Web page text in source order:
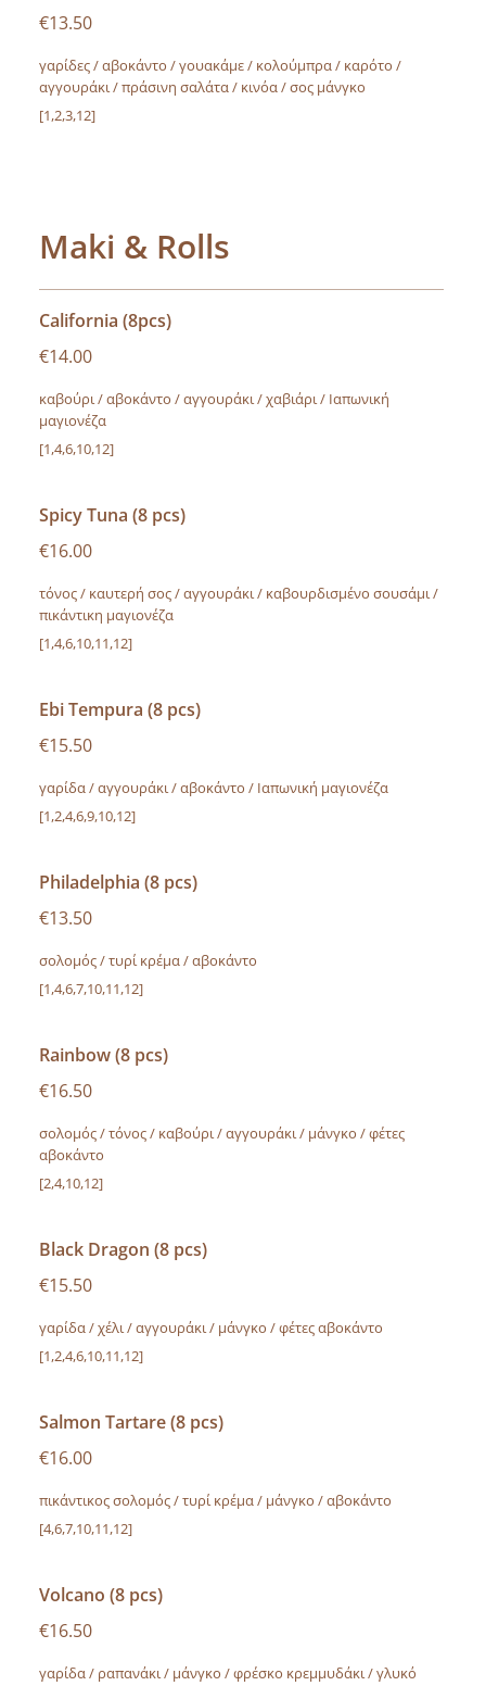
€13.50
γαρίδες / αβοκάντο / γουακάμε / κολούμπρα / καρότο /
αγγουράκι / πράσινη σαλάτα / κινόα / σος μάνγκο
[1,2,3,12]
Maki & Rolls
California (8pcs)
€14.00
καβούρι / αβοκάντο / αγγουράκι / χαβιάρι / Ιαπωνική
μαγιονέζα
[1,4,6,10,12]
Spicy Tuna (8 pcs)
€16.00
τόνος / καυτερή σος / αγγουράκι / καβουρδισμένο σουσάμι /
πικάντικη μαγιονέζα
[1,4,6,10,11,12]
Ebi Tempura (8 pcs)
€15.50
γαρίδα / αγγουράκι / αβοκάντο / Ιαπωνική μαγιονέζα
[1,2,4,6,9,10,12]
Philadelphia (8 pcs)
€13.50
σολομός / τυρί κρέμα / αβοκάντο
[1,4,6,7,10,11,12]
Rainbow (8 pcs)
€16.50
σολομός / τόνος / καβούρι / αγγουράκι / μάνγκο / φέτες
αβοκάντο
[2,4,10,12]
Black Dragon (8 pcs)
€15.50
γαρίδα / χέλι / αγγουράκι / μάνγκο / φέτες αβοκάντο
[1,2,4,6,10,11,12]
Salmon Tartare (8 pcs)
€16.00
πικάντικος σολομός / τυρί κρέμα / μάνγκο / αβοκάντο
[4,6,7,10,11,12]
Volcano (8 pcs)
€16.50
γαρίδα / ραπανάκι / μάνγκο / φρέσκο κρεμμυδάκι / γλυκό